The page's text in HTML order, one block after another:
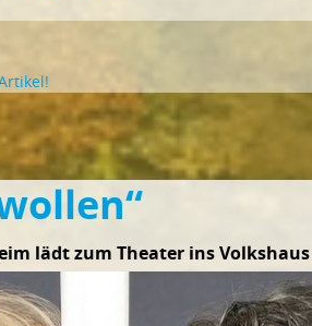
lädt zum Theater ins